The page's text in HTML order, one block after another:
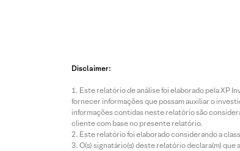
Disclaimer:
Este relatório de análise foi elaborado pela XP
fornecer informações que possam auxiliar o
informações contidas neste relatório são
cliente com base no presente relatório.
Este relatório foi elaborado considerando a
O(s) signatário(s) deste relatório declara(m)